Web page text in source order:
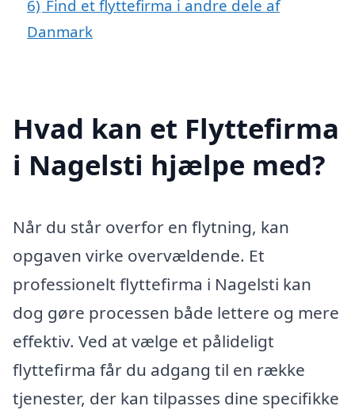
6) Find et flyttefirma i andre dele af
Danmark
Hvad kan et Flyttefirma
i Nagelsti hjælpe med?
Når du står overfor en flytning, kan
opgaven virke overvældende. Et
professionelt flyttefirma i Nagelsti kan
dog gøre processen både lettere og mere
effektiv. Ved at vælge et pålideligt
flyttefirma får du adgang til en række
tjenester, der kan tilpasses dine specifikke